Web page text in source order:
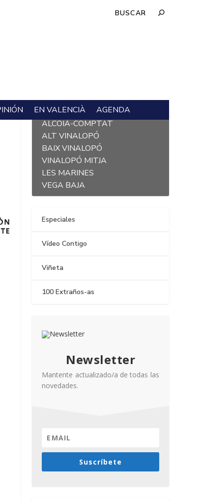
EN VALENCIÀ AGENDA
L´ALACANTÍ
ALCOIÀ-COMPTAT
ALT VINALOPÓ
BAIX VINALOPÓ
VINALOPÓ MITJA
LES MARINES
VEGA BAJA
Especiales
Vídeo Contigo
Viñeta
100 Extraños-as
Newsletter
Mantente actualizado/a de todas las
novedades.
Suscríbete